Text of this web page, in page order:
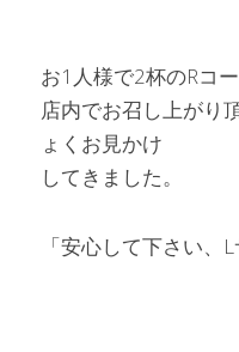
お1人様で2杯のRコ
店内でお召し上がり
ょくお見かけ
してきました。
「安心して下さい、